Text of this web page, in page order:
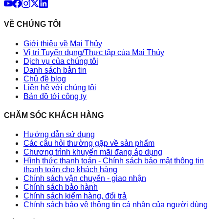
VỀ CHÚNG TÔI
Giới thiệu về Mai Thủy
Vị trí Tuyển dụng/Thực tập của Mai Thủy
Dịch vụ của chúng tôi
Danh sách bản tin
Chủ đề blog
Liên hệ với chúng tôi
Bản đồ tới công ty
CHĂM SÓC KHÁCH HÀNG
Hướng dẫn sử dụng
Các câu hỏi thường gặp về sản phẩm
Chương trình khuyến mãi đang áp dụng
Hình thức thanh toán - Chính sách bảo mật thông tin
thanh toán cho khách hàng
Chính sách vận chuyển - giao nhận
Chính sách bảo hành
Chính sách kiểm hàng, đổi trả
Chính sách bảo vệ thông tin cá nhân của người dùng